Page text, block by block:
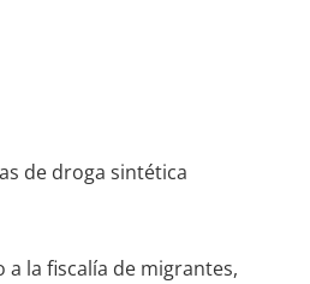
de droga sintética
la fiscalía de migrantes,